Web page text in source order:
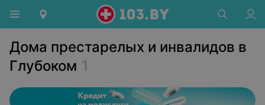
Дома престарелых и инвалидов в
Глубоком 1